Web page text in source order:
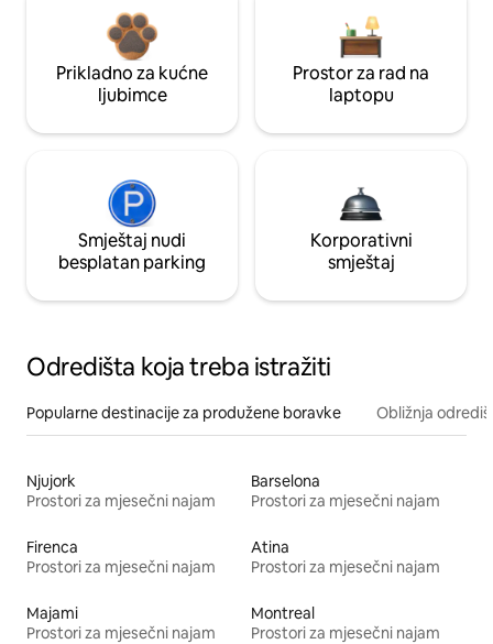
Prikladno za kućne
ljubimce
Prostor za rad na
laptopu
Smještaj nudi
besplatan parking
Korporativni
smještaj
Odredišta koja treba istražiti
Popularne destinacije za produžene boravke Obližnja
Njujork
Prostori za mjesečni najam
Barselona
Prostori za mjesečni najam
Firenca
Prostori za mjesečni najam
Atina
Prostori za mjesečni najam
Majami
Prostori za mjesečni najam
Montreal
Prostori za mjesečni najam